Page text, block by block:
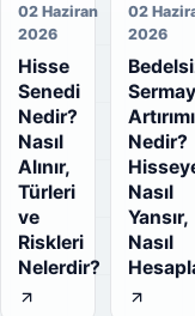
02 Haziran
2026
Hisse
Senedi
Nedir?
Nasıl
Alınır,
Türleri
ve
Riskleri
Nelerdir?
02
2026
Artırımı
Nedir?
Nasıl
Yansır,
Nasıl